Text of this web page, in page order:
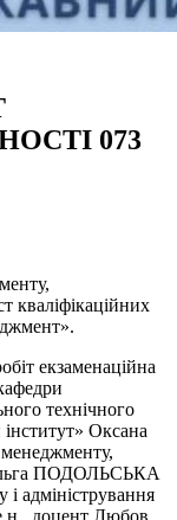
073
кваліфікаційних
екзаменаційна
технічного
Оксана
ПОДОЛЬСЬКА
і адміністрування
доцент Любов